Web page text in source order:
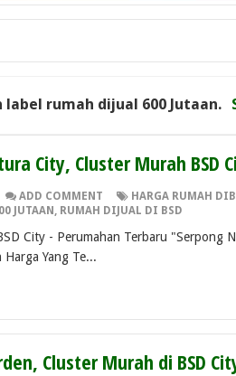
label rumah dijual 600 Jutaan.
City, Cluster Murah BSD
ADD COMMENT HARGA RUMAH
JUTAAN RUMAH DIJUAL DI BSD
City - Perumahan Terbaru "Serpong
Yang Te...
Cluster Murah di BSD